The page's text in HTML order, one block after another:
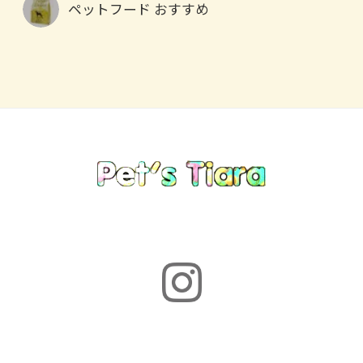
ペットフード おすすめ